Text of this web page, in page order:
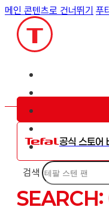
메인 콘텐츠로 건너뛰기 푸
공식 스토어
검색
SEARCH: